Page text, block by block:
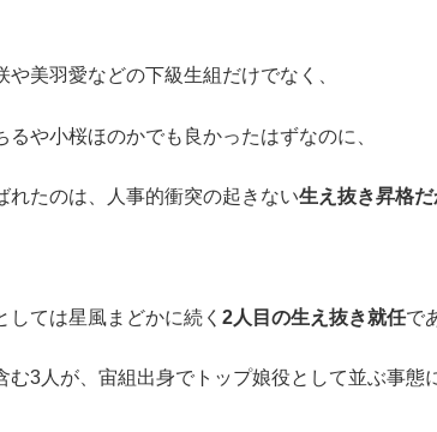
や美羽愛などの下級生組だけでなく、
るや小桜ほのかでも良かったはずなのに、
れたのは、人事的衝突の起きない生え抜き昇格だ
しては星風まどかに続く 2人目の生え抜き就任で
む3人が、宙組出身でトップ娘役として並ぶ事態